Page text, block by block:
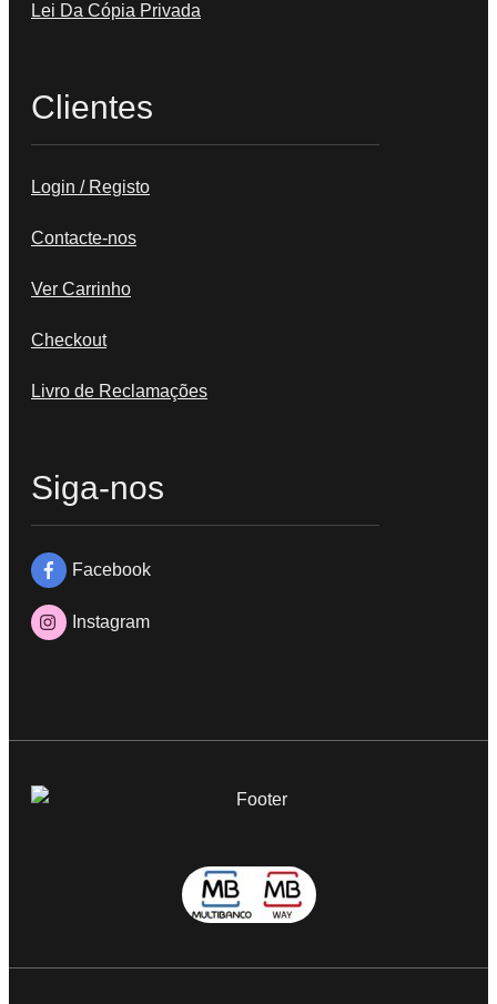
Lei Da Cópia Privada
Clientes
Login / Registo
Contacte-nos
Ver Carrinho
Checkout
Livro de Reclamações
Siga-nos
Facebook
Instagram